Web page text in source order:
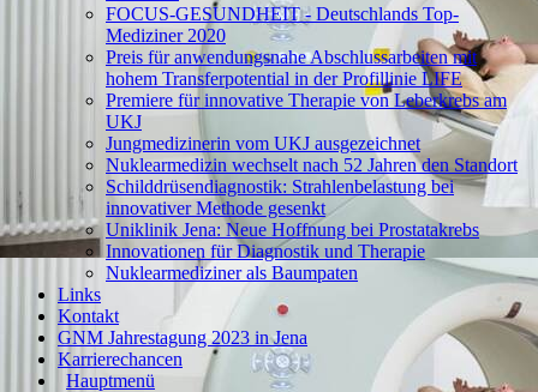
FOCUS-GESUNDHEIT - Deutschlands Top-
Mediziner 2020
Preis für anwendungsnahe Abschlussarbeiten mit
hohem Transferpotential in der Profillinie LIFE
Premiere für innovative Therapie von Leberkrebs am
UKJ
Jungmedizinerin vom UKJ ausgezeichnet
Nuklearmedizin wechselt nach 52 Jahren den Standort
Schilddrüsendiagnostik: Strahlenbelastung bei
innovativer Methode gesenkt
Uniklinik Jena: Neue Hoffnung bei Prostatakrebs
Innovationen für Diagnostik und Therapie
Nuklearmediziner als Baumpaten
Links
Kontakt
GNM Jahrestagung 2023 in Jena
Karrierechancen
Hauptmenü